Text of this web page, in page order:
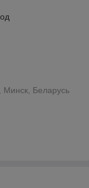
Минск, Беларусь